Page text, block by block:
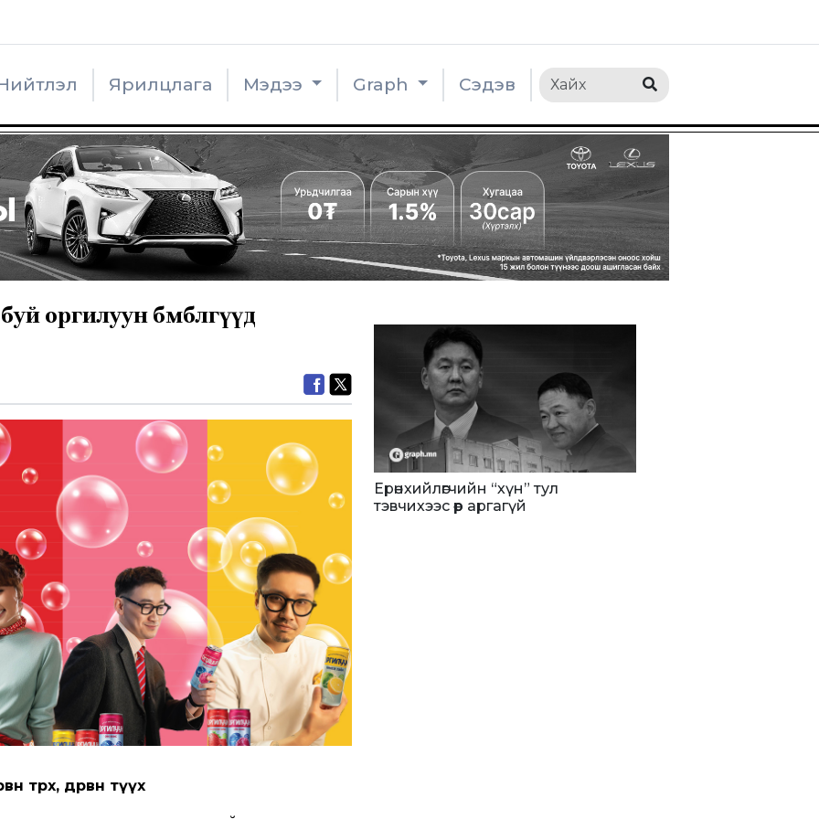
Ярилцлага Мэдээ Graph Сэдэв
оргилуун бөмбөлгүүд
төрх, дөрвөн түүх
Ерөнхийлөгчийн “хүн” тул
тэвчихээс өөр аргагүй